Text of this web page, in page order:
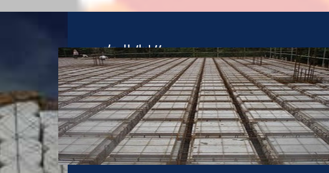
专业制作
为桥梁事业做出特大贡献
公司从2005年6月份做起，每一个桥梁芯模，空心楼盖，